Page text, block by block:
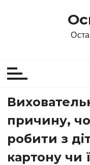
причину,
робити з
картону чи